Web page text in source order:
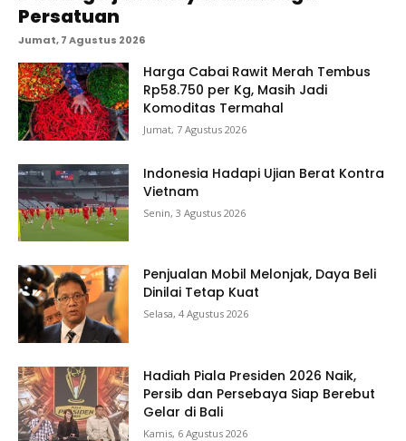
Persatuan
Jumat, 7 Agustus 2026
Harga Cabai Rawit Merah Tembus
Rp58.750 per Kg, Masih Jadi
Komoditas Termahal
Jumat, 7 Agustus 2026
Indonesia Hadapi Ujian Berat Kontra
Vietnam
Senin, 3 Agustus 2026
Penjualan Mobil Melonjak, Daya Beli
Dinilai Tetap Kuat
Selasa, 4 Agustus 2026
Hadiah Piala Presiden 2026 Naik,
Persib dan Persebaya Siap Berebut
Gelar di Bali
Kamis, 6 Agustus 2026